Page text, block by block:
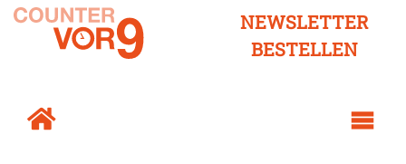
NEWSLETTER
BESTELLEN